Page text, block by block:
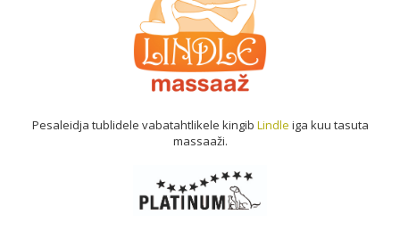
Pesaleidja tublidele vabatahtlikele kingib Lindle iga kuu tasuta
massaaži.